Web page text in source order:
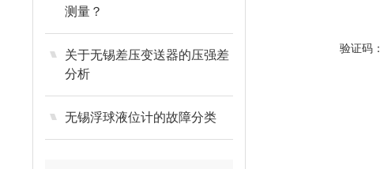
测量？
关于无锡差压变送器的压强差
分析
无锡浮球液位计的故障分类
验证码：